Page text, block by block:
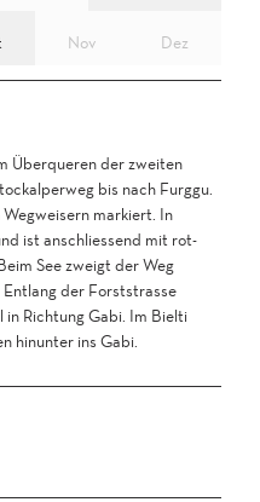
Nov Dez
Überqueren der zweiten
bis nach Furggu.
markiert. In
ist anschliessend mit rot-
See zweigt der Weg
der Forststrasse
in Richtung Gabi. Im Bielti
hinunter ins Gabi.